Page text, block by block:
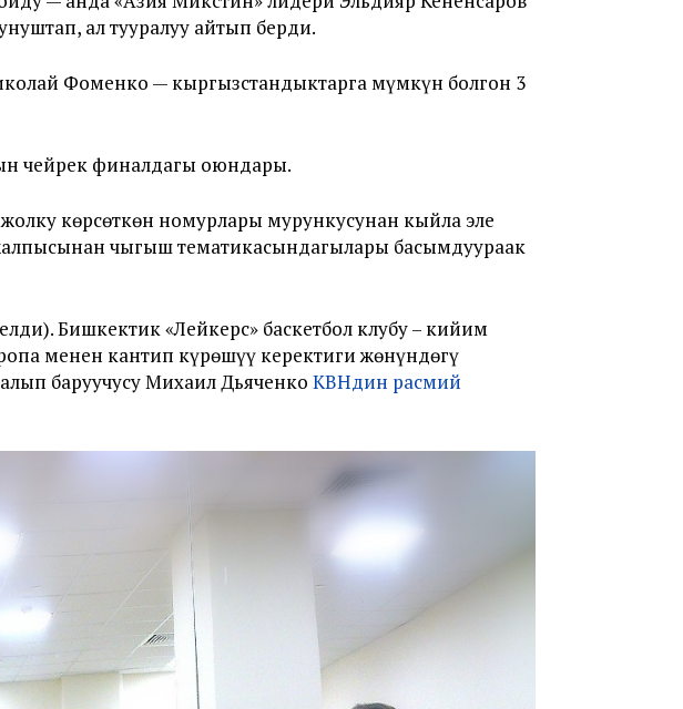
ал тууралуу айтып берди.
Фоменко — кыргызстандыктарга мүмкүн болгон 3
чейрек финалдагы оюндары.
көрсөткөн номурлары мурункусунан кыйла эле
чыгыш тематикасындагылары басымдуураак
Бишкектик «Лейкерс» баскетбол клубу – кийим
менен кантип күрөшүү керектиги жөнүндөгү
баруучусу Михаил Дьяченко КВНдин расмий